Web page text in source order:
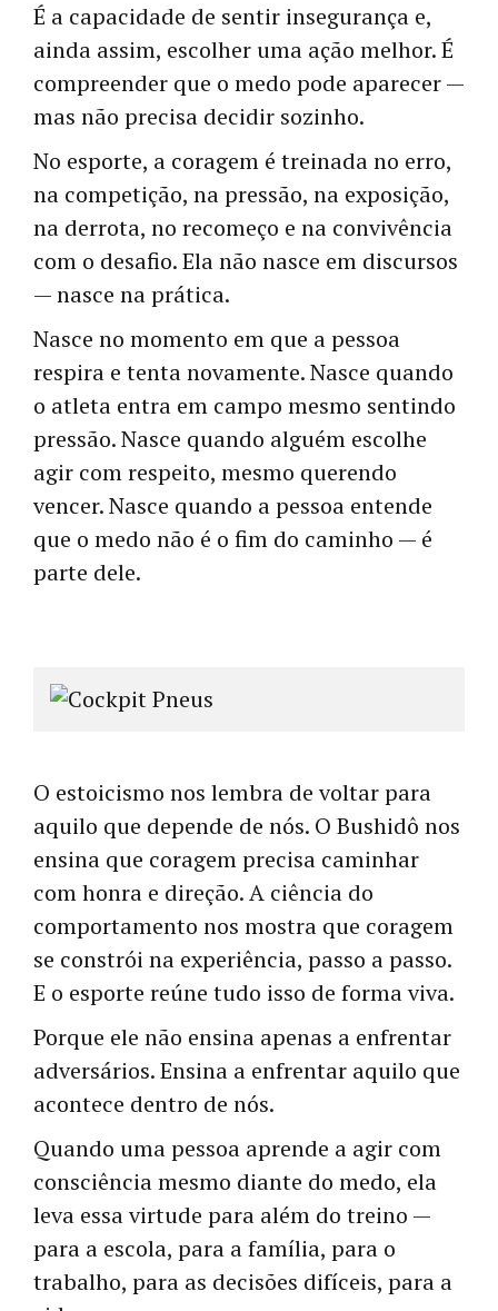
É a capacidade de sentir insegurança e,
ainda assim, escolher uma ação melhor. É
compreender que o medo pode aparecer —
mas não precisa decidir sozinho.
No esporte, a coragem é treinada no erro,
na competição, na pressão, na exposição,
na derrota, no recomeço e na convivência
com o desafio. Ela não nasce em discursos
— nasce na prática.
Nasce no momento em que a pessoa
respira e tenta novamente. Nasce quando
o atleta entra em campo mesmo sentindo
pressão. Nasce quando alguém escolhe
agir com respeito, mesmo querendo
vencer. Nasce quando a pessoa entende
que o medo não é o fim do caminho — é
parte dele.
O estoicismo nos lembra de voltar para
aquilo que depende de nós. O Bushidô nos
ensina que coragem precisa caminhar
com honra e direção. A ciência do
comportamento nos mostra que coragem
se constrói na experiência, passo a passo.
E o esporte reúne tudo isso de forma viva.
Porque ele não ensina apenas a enfrentar
adversários. Ensina a enfrentar aquilo que
acontece dentro de nós.
Quando uma pessoa aprende a agir com
consciência mesmo diante do medo, ela
leva essa virtude para além do treino —
para a escola, para a família, para o
trabalho, para as decisões difíceis, para a